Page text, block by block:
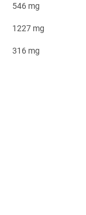
546 mg
1227 mg
316 mg